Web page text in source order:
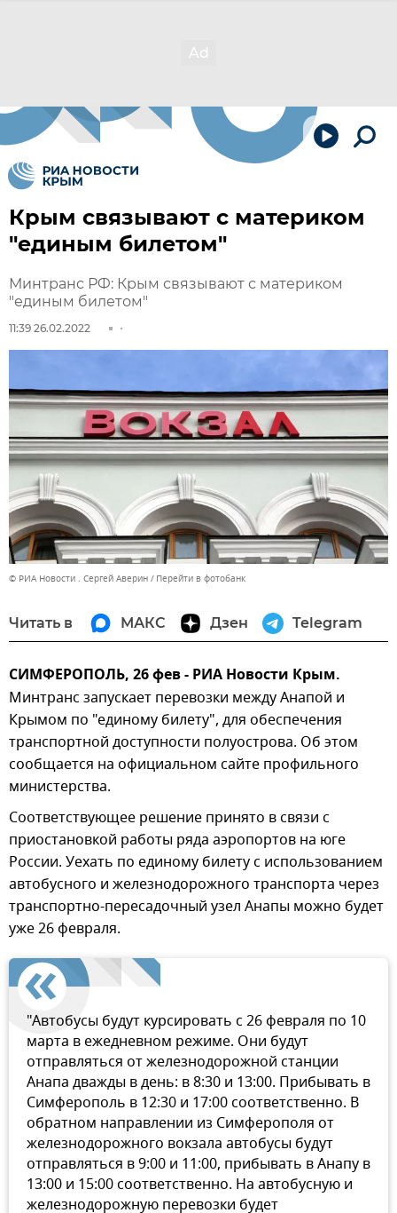
Крым связывают с материком
"единым билетом"
Минтранс РФ: Крым связывают с материком
"единым билетом"
11:39 26.02.2022
© РИА Новости . Сергей Аверин Перейти в фотобанк
Читать в МАКС Дзен Telegram
СИМФЕРОПОЛЬ, 26 фев - РИА Новости Крым.
Минтранс запускает перевозки между Анапой и
Крымом по "единому билету", для обеспечения
транспортной доступности полуострова. Об этом
сообщается на официальном сайте профильного
министерства.
Соответствующее решение принято в связи с
приостановкой работы ряда аэропортов на юге
России. Уехать по единому билету с использованием
автобусного и железнодорожного транспорта через
транспортно-пересадочный узел Анапы можно будет
уже 26 февраля.
"Автобусы будут курсировать с 26 февраля по 10
марта в ежедневном режиме. Они будут
отправляться от железнодорожной станции
Анапа дважды в день: в 8:30 и 13:00. Прибывать в
Симферополь в 12:30 и 17:00 соответственно. В
обратном направлении из Симферополя от
железнодорожного вокзала автобусы будут
отправляться в 9:00 и 11:00, прибывать в Анапу в
13:00 и 15:00 соответственно. На автобусную и
железнодорожную перевозки будет